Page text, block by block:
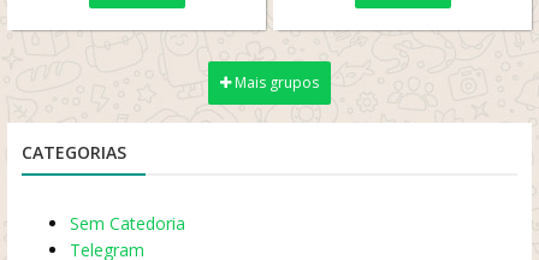
Mais grupos
CATEGORIAS
Sem Catedoria
Telegram